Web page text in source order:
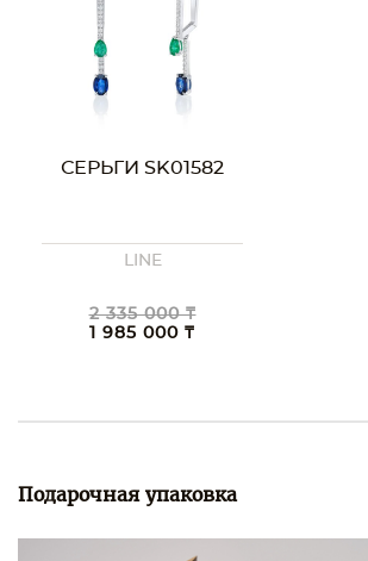
СЕРЬГИ SK01582
LINE
2 335 000 ₸
1 985 000 ₸
Подарочная упаковка